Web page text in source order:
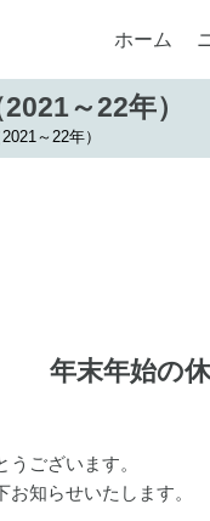
ホーム
～22年）
～22年）
年末年始の
ございます。
知らせいたします。